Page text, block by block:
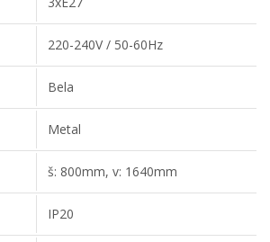
220-240V / 50-60Hz
Bela
Metal
š: 800mm, v: 1640mm
IP20